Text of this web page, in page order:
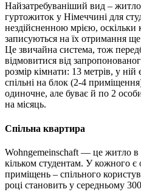
Найзатребуваніший вид –
гуртожиток у Німеччині для
нездійсненною мрією, оскільки
записуються на їх отримання ще
Це звичайна система, тож
відмовитися від
розмір кімнати: 13 метрів, у
спільні на блок (2-4
одиночне, але буває й по 2
на місяць.
Спільна квартира
Wohngemeinschaft — це житло в
кільком студентам. У кожного є
приміщень – спільного
році становить у середньому